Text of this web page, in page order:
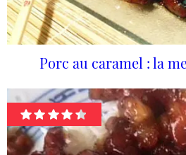
Porc au caramel : la